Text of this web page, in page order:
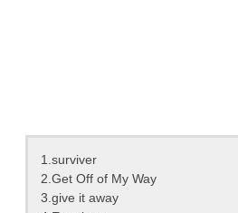
1.surviver
2.Get Off of My Way
3.give it away